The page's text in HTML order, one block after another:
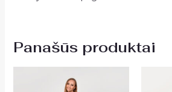
Panašūs produktai